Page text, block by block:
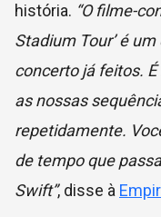
história. “O filme-
Stadium Tour’ é
concerto já feitos.
as nossas
repetidamente.
de tempo que
Swift”, disse à